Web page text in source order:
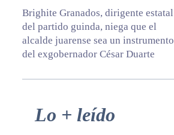
Brighite Granados, dirigente estatal
del partido guinda, niega que el
alcalde juarense sea un instrumento
del exgobernador César Duarte
Primary
Sidebar
Lo + leído